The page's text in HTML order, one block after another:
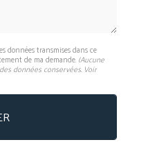
données transmises dans ce
de ma demande. (Aucune
données conservées. Voir